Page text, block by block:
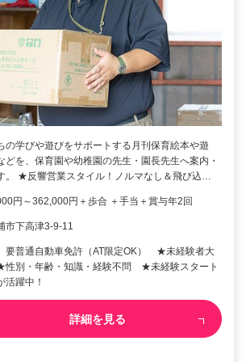
の学びや遊びをサポートする月刊保育絵本や遊
どを、保育園や幼稚園の先生・園長先生へ案内・
。 ★反響営業スタイル！ノルマなし＆飛び込…
円～362,000円＋歩合 ＋手当＋賞与年2回
市下高津3-9-11
要普通自動車免許（AT限定OK） ★未経験者大
別・年齢・知識・経験不問 ★未経験スタート
活躍中！
詳細を見る